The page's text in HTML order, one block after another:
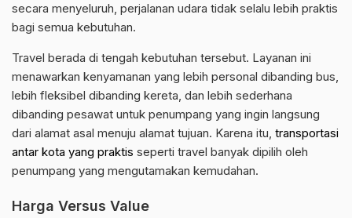
secara menyeluruh, perjalanan udara tidak selalu lebih praktis
bagi semua kebutuhan.
Travel berada di tengah kebutuhan tersebut. Layanan ini
menawarkan kenyamanan yang lebih personal dibanding bus,
lebih fleksibel dibanding kereta, dan lebih sederhana
dibanding pesawat untuk penumpang yang ingin langsung
dari alamat asal menuju alamat tujuan. Karena itu, transportasi
antar kota yang praktis seperti travel banyak dipilih oleh
penumpang yang mengutamakan kemudahan.
Harga Versus Value